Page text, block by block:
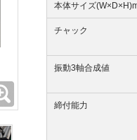
本体サイズ
チャック
振動3軸合成値
締付能力